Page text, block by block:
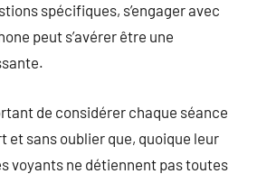
spécifiques, s’engager avec
peut s’avérer être une
de considérer chaque séance
et sans oublier que, quoique leur
voyants ne détiennent pas toutes